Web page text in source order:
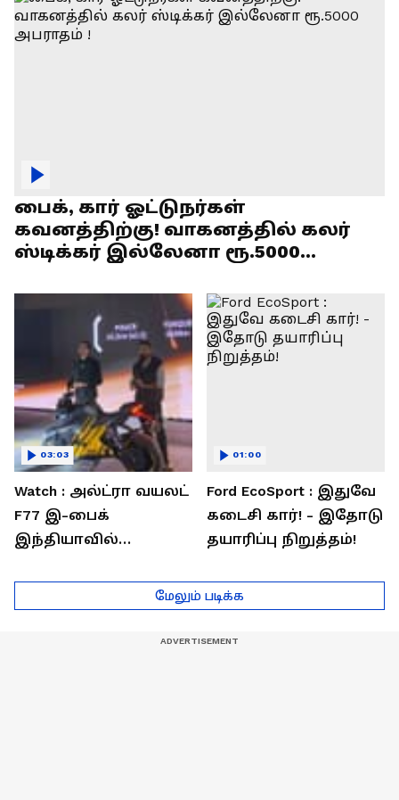
பைக், கார் ஓட்டுநர்கள்
கவனத்திற்கு! வாகனத்தில் கலர்
ஸ்டிக்கர் இல்லேனா ரூ.5000
Watch : அல்ட்ரா வயலட்
F77 இ-பைக்
இந்தியாவில்
சார்ஜில் 307கி.மீ
பயணம்!
03:03
Ford EcoSport : இதுவே
கடைசி கார்! - இதோடு
தயாரிப்பு நிறுத்தம்!
01:00
மேலும் படிக்க